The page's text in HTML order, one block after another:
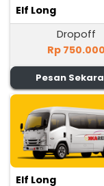
Elf Long
Dropoff
Rp 750.000
Pesan
Elf Long